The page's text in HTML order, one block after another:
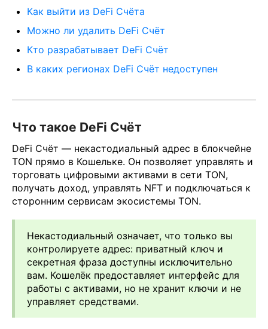
Как выйти из DeFi Счёта
Можно ли удалить DeFi Счёт
Кто разрабатывает DeFi Счёт
В каких регионах DeFi Счёт недоступен
Что такое DeFi Счёт
DeFi Счёт — некастодиальный адрес в блокчейне
TON прямо в Кошельке. Он позволяет управлять и
торговать цифровыми активами в сети TON,
получать доход, управлять NFT и подключаться к
сторонним сервисам экосистемы TON.
Некастодиальный означает, что только вы
контролируете адрес: приватный ключ и
секретная фраза доступны исключительно
вам. Кошелёк предоставляет интерфейс для
работы с активами, но не хранит ключи и не
управляет средствами.